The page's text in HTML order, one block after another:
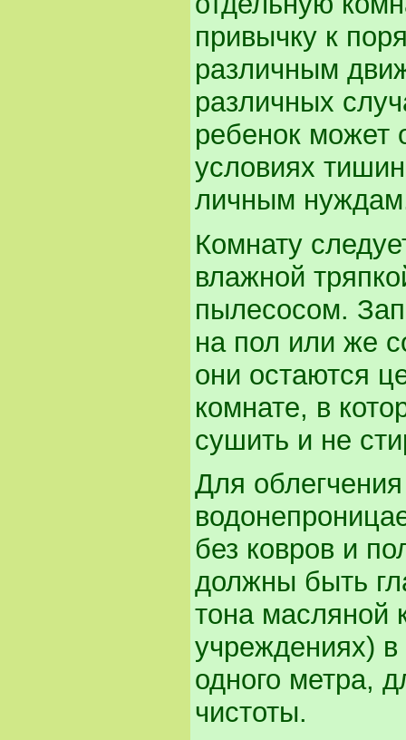
привычку к
различным
различных
ребенок может
условиях
личным
Комнату
влажной
пылесосом.
на пол или же
они остаются
комнате, в
сушить и не
Для
без ковров и
должны быть
тона масляной
учреждениях)
одного метра,
чистоты.